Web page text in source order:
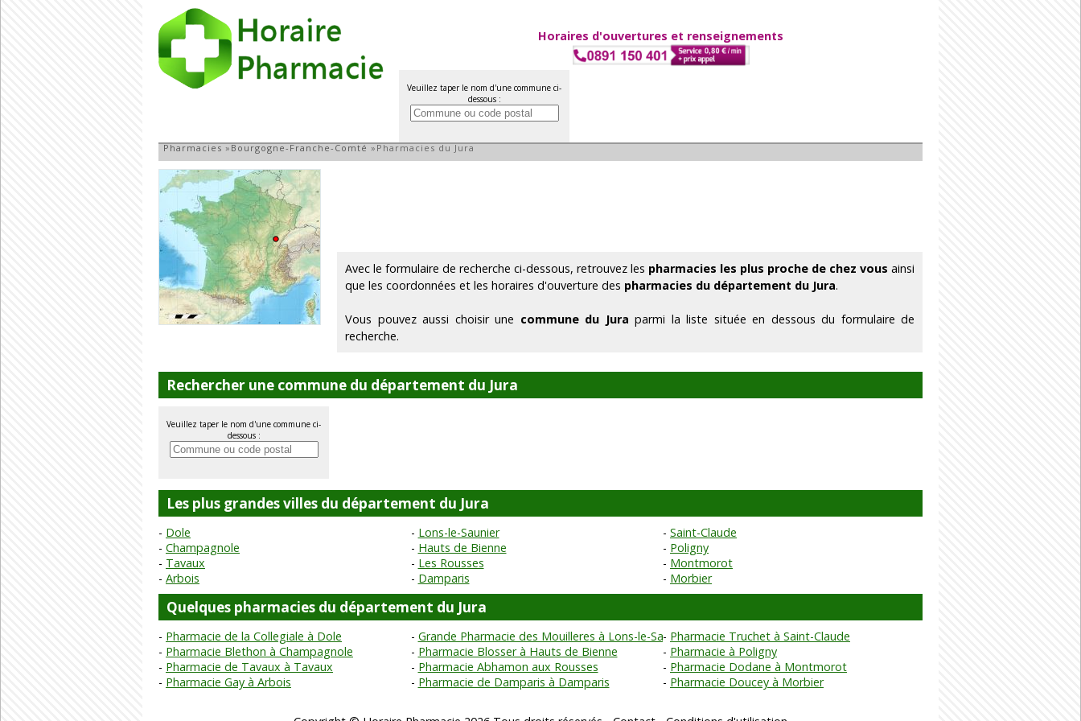
Horaires d'ouvertures et renseignements
Veuillez taper le nom d'une commune ci-
dessous :
Pharmacie du Département du Jura
Pharmacies»Bourgogne-Franche-Comté»Pharmacies du Jura
Avec le formulaire de recherche ci-dessous, retrouvez les pharmacies les plus proche de chez vous ainsi
que les coordonnées et les horaires d'ouverture des pharmacies du département du Jura.
Vous pouvez aussi choisir une commune du Jura parmi la liste située en dessous du formulaire de
recherche.
Rechercher une commune du département du Jura
Veuillez taper le nom d'une commune ci-
dessous :
Les plus grandes villes du département du Jura
Dole Lons-le-Saunier
Saint-Claude
Champagnole
Hauts de Bienne
Poligny
Tavaux
Les Rousses
Montmorot
Arbois
Damparis Morbier
Quelques pharmacies du département du Jura
Pharmacie de la Collegiale à Dole Grande Pharmacie des Mouilleres à Lons-le-SaunierPharmacie Truchet à Saint-Claude
Pharmacie Blethon à Champagnole
Pharmacie Blosser à Hauts de Bienne
Pharmacie à Poligny
Pharmacie de Tavaux à Tavaux
Pharmacie Abhamon aux Rousses
Pharmacie Dodane à Montmorot
Pharmacie Gay à Arbois
Pharmacie de Damparis à Damparis Pharmacie Doucey à Morbier